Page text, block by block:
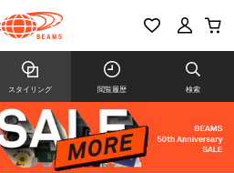
スタイリング 閲覧履歴 検索